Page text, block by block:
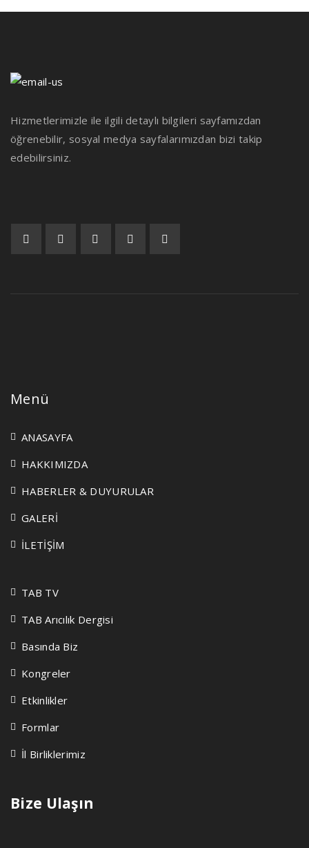
Hizmetlerimizle ile ilgili detaylı bilgileri sayfamızdan
öğrenebilir, sosyal medya sayfalarımızdan bizi takip
edebilirsiniz.
Menü
ANASAYFA
HAKKIMIZDA
HABERLER & DUYURULAR
GALERİ
İLETİŞİM
TAB TV
TAB Arıcılık Dergisi
Basında Biz
Kongreler
Etkinlikler
Formlar
İl Birliklerimiz
Bize Ulaşın